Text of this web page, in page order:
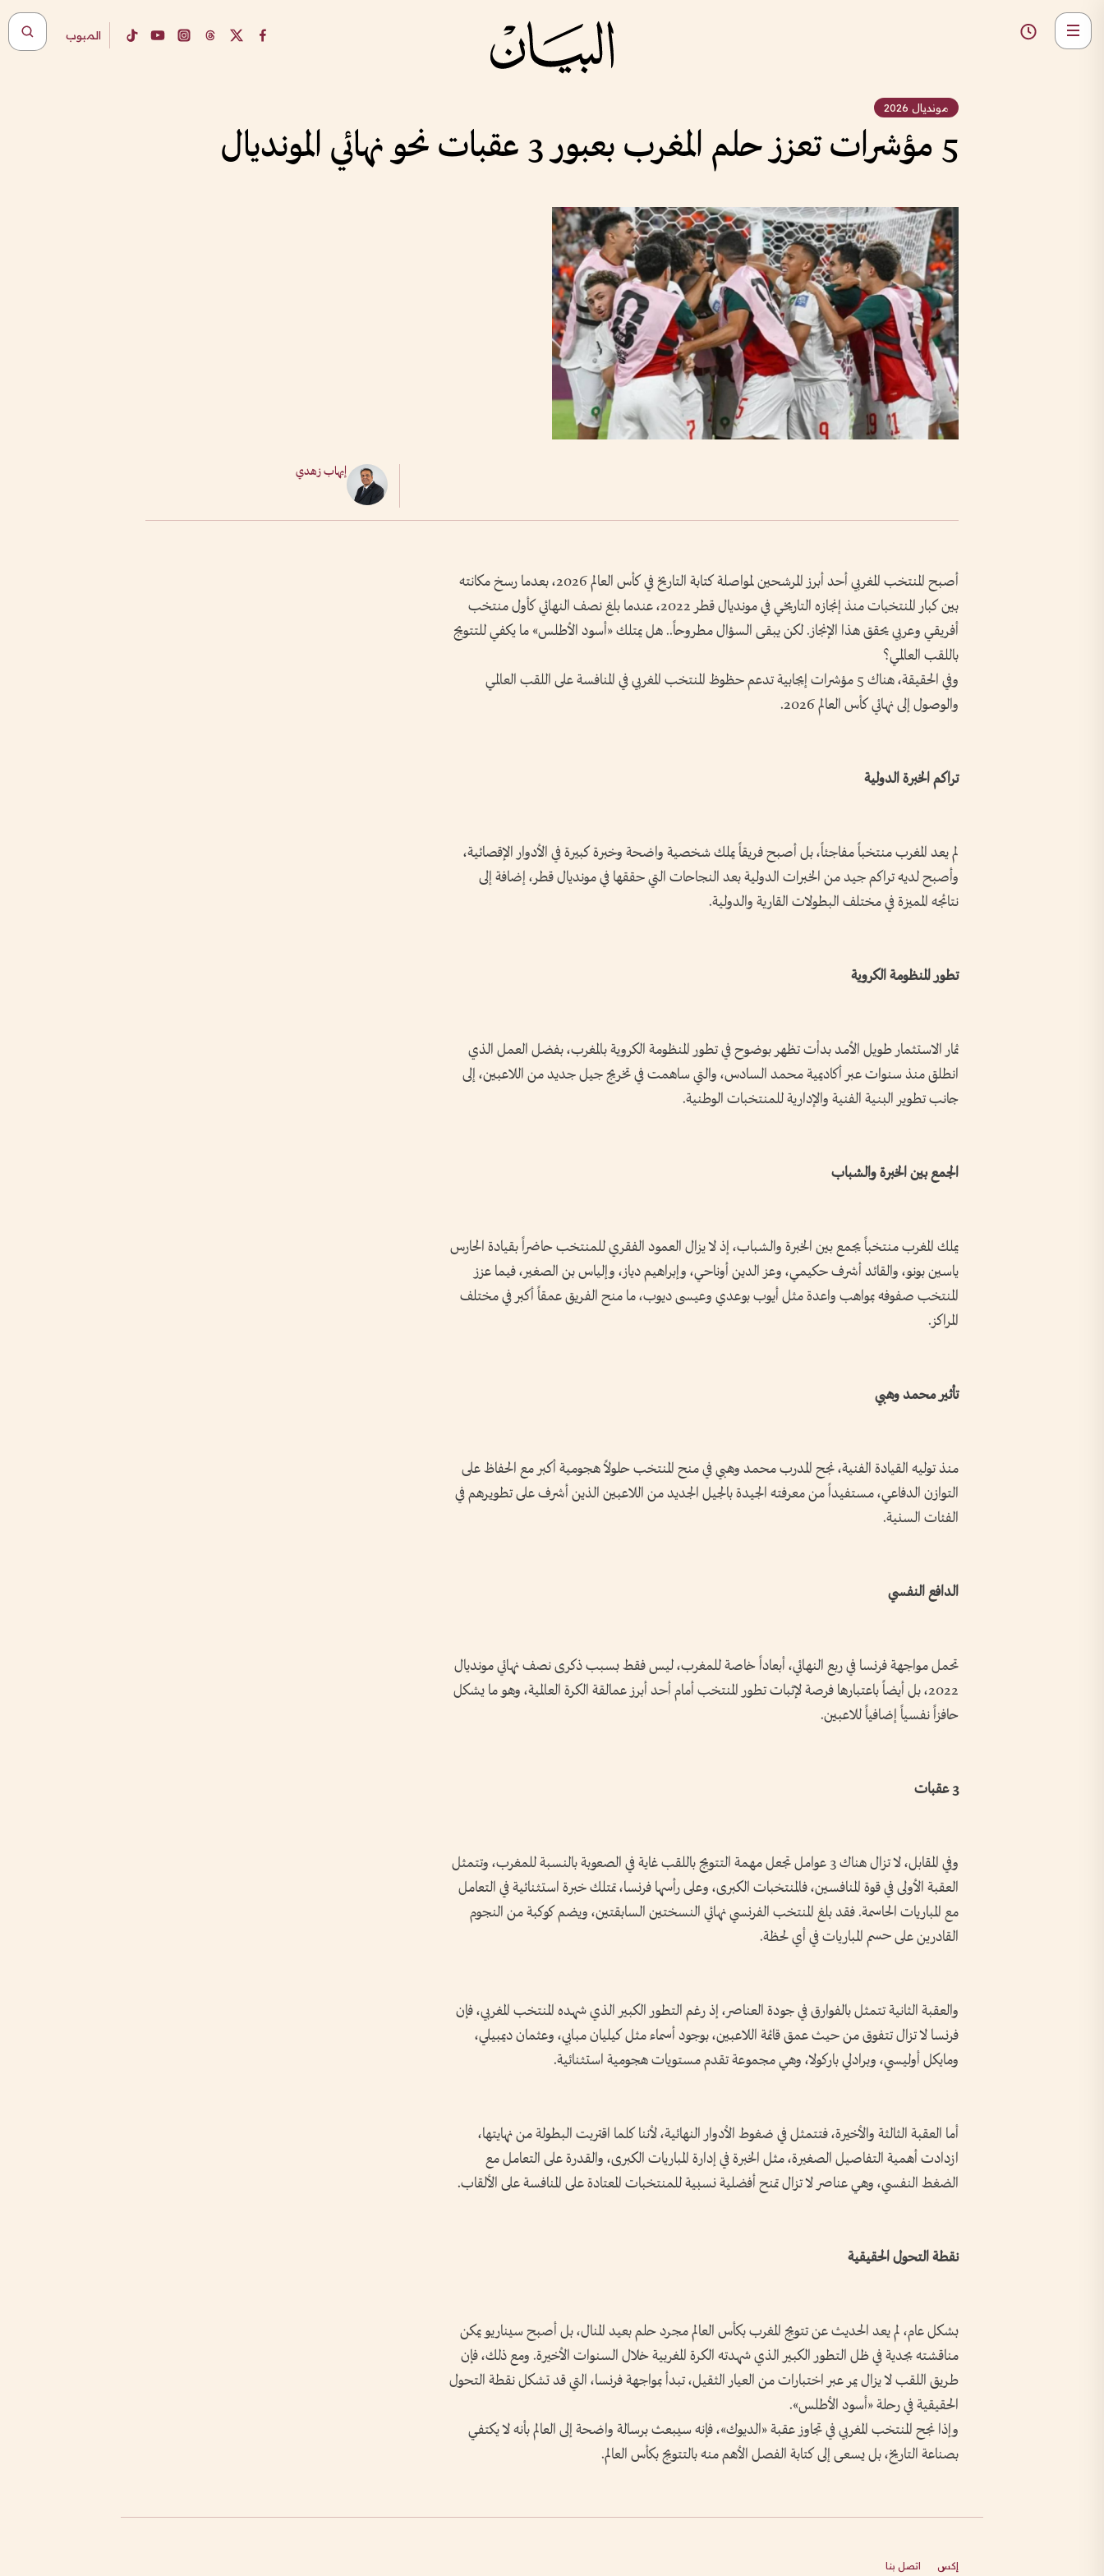
المبوب
مونديال 2026
5 مؤشرات تعزز حلم المغرب بعبور 3 عقبات نحو نهائي المونديال
إيهاب زهدي
أصبح المنتخب المغربي أحد أبرز المرشحين لمواصلة كتابة التاريخ في كأس العالم 2026، بعدما رسخ مكانته
بين كبار المنتخبات منذ إنجازه التاريخي في مونديال قطر 2022، عندما بلغ نصف النهائي كأول منتخب
أفريقي وعربي يحقق هذا الإنجاز. لكن يبقى السؤال مطروحاً.. هل يمتلك «أسود الأطلس» ما يكفي للتتويج
باللقب العالمي؟
وفي الحقيقة، هناك 5 مؤشرات إيجابية تدعم حظوظ المنتخب المغربي في المنافسة على اللقب العالمي
والوصول إلى نهائي كأس العالم 2026.
تراكم الخبرة الدولية
لم يعد المغرب منتخباً مفاجئاً، بل أصبح فريقاً يملك شخصية واضحة وخبرة كبيرة في الأدوار الإقصائية،
وأصبح لديه تراكم جيد من الخبرات الدولية بعد النجاحات التي حققها في مونديال قطر، إضافة إلى
نتائجه المميزة في مختلف البطولات القارية والدولية.
تطور المنظومة الكروية
ثمار الاستثمار طويل الأمد بدأت تظهر بوضوح في تطور المنظومة الكروية بالمغرب، بفضل العمل الذي
انطلق منذ سنوات عبر أكاديمية محمد السادس، والتي ساهمت في تخريج جيل جديد من اللاعبين، إلى
جانب تطوير البنية الفنية والإدارية للمنتخبات الوطنية.
الجمع بين الخبرة والشباب
يملك المغرب منتخباً يجمع بين الخبرة والشباب، إذ لا يزال العمود الفقري للمنتخب حاضراً بقيادة الحارس
ياسين بونو، والقائد أشرف حكيمي، وعز الدين أوناحي، وإبراهيم دياز، وإلياس بن الصغير، فيما عزز
المنتخب صفوفه بمواهب واعدة مثل أيوب بوعدي وعيسى ديوب، ما منح الفريق عمقاً أكبر في مختلف
المراكز.
تأثير محمد وهبي
منذ توليه القيادة الفنية، نجح المدرب محمد وهبي في منح المنتخب حلولاً هجومية أكبر مع الحفاظ على
التوازن الدفاعي، مستفيداً من معرفته الجيدة بالجيل الجديد من اللاعبين الذين أشرف على تطويرهم في
الفئات السنية.
الدافع النفسي
تحمل مواجهة فرنسا في ربع النهائي، أبعاداً خاصة للمغرب، ليس فقط بسبب ذكرى نصف نهائي مونديال
2022، بل أيضاً باعتبارها فرصة لإثبات تطور المنتخب أمام أحد أبرز عمالقة الكرة العالمية، وهو ما يشكل
حافزاً نفسياً إضافياً للاعبين.
3 عقبات
وفي المقابل، لا تزال هناك 3 عوامل تجعل مهمة التتويج باللقب غاية في الصعوبة بالنسبة للمغرب، وتتمثل
العقبة الأولى في قوة المنافسين، فالمنتخبات الكبرى، وعلى رأسها فرنسا، تمتلك خبرة استثنائية في التعامل
مع المباريات الحاسمة. فقد بلغ المنتخب الفرنسي نهائي النسختين السابقتين، ويضم كوكبة من النجوم
القادرين على حسم المباريات في أي لحظة.
والعقبة الثانية تتمثل بالفوارق في جودة العناصر، إذ رغم التطور الكبير الذي شهده المنتخب المغربي، فإن
فرنسا لا تزال تتفوق من حيث عمق قائمة اللاعبين، بوجود أسماء مثل كيليان مبابي، وعثمان ديمبيلي،
ومايكل أوليسي، وبرادلي باركولا، وهي مجموعة تقدم مستويات هجومية استثنائية.
أما العقبة الثالثة والأخيرة، فتتمثل في ضغوط الأدوار النهائية، لأننا كلما اقتربت البطولة من نهايتها،
ازدادت أهمية التفاصيل الصغيرة، مثل الخبرة في إدارة المباريات الكبرى، والقدرة على التعامل مع
الضغط النفسي، وهي عناصر لا تزال تمنح أفضلية نسبية للمنتخبات المعتادة على المنافسة على الألقاب.
نقطة التحول الحقيقية
بشكل عام، لم يعد الحديث عن تتويج المغرب بكأس العالم مجرد حلم بعيد المنال، بل أصبح سيناريو يمكن
مناقشته بجدية في ظل التطور الكبير الذي شهدته الكرة المغربية خلال السنوات الأخيرة. ومع ذلك، فإن
طريق اللقب لا يزال يمر عبر اختبارات من العيار الثقيل، تبدأ بمواجهة فرنسا، التي قد تشكل نقطة التحول
الحقيقية في رحلة «أسود الأطلس».
وإذا نجح المنتخب المغربي في تجاوز عقبة «الديوك»، فإنه سيبعث برسالة واضحة إلى العالم بأنه لا يكتفي
بصناعة التاريخ، بل يسعى إلى كتابة الفصل الأهم منه بالتتويج بكأس العالم.
إكس اتصل بنا